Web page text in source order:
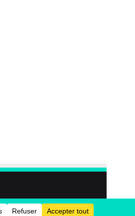
Facebook
X Linkedin
YouTube
Instagram